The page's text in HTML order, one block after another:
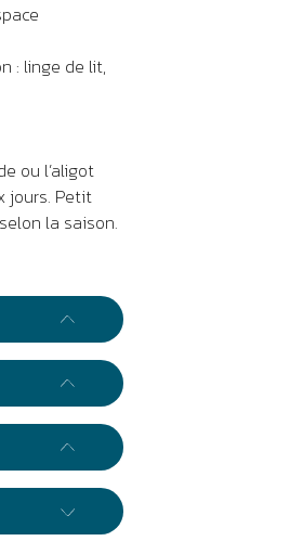
: linge de lit,
ou l’aligot
jours. Petit
la saison.